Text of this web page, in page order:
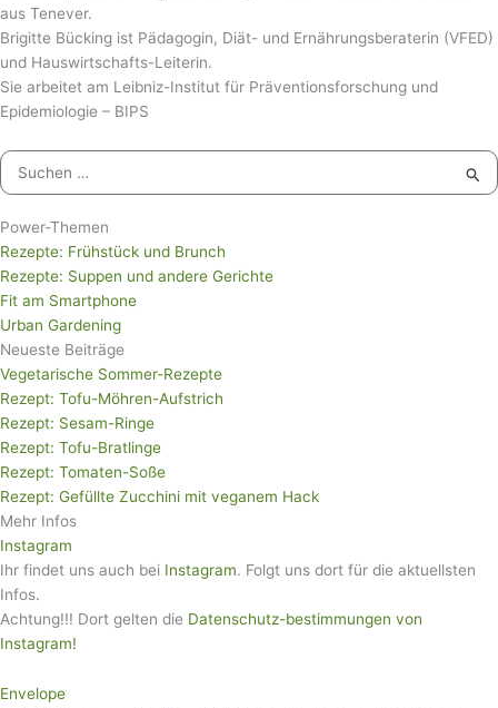
aus Tenever.
Brigitte Bücking ist Pädagogin, Diät- und Ernährungsberaterin (VFED)
und Hauswirtschafts-Leiterin.
Sie arbeitet am Leibniz-Institut für Präventionsforschung und
Epidemiologie – BIPS
Suchen
nach:
Power-Themen
Rezepte: Frühstück und Brunch
Rezepte: Suppen und andere Gerichte
Fit am Smartphone
Urban Gardening
Neueste Beiträge
Vegetarische Sommer-Rezepte
Rezept: Tofu-Möhren-Aufstrich
Rezept: Sesam-Ringe
Rezept: Tofu-Bratlinge
Rezept: Tomaten-Soße
Rezept: Gefüllte Zucchini mit veganem Hack
Mehr Infos
Instagram
Ihr findet uns auch bei Instagram. Folgt uns dort für die aktuellsten
Infos.
Achtung!!! Dort gelten die Datenschutz-bestimmungen von
Instagram!
Envelope